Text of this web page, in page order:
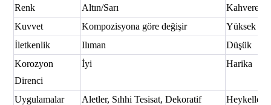
Renk
Altın/Sarı
Kuvvet
Kompozisyona göre değişir
Yüksek
İletkenlik
Ilıman
Düşük
Korozyon
Direnci
İyi Harika
Uygulamalar
Aletler, Sıhhi Tesisat, Dekoratif
Heykeller,